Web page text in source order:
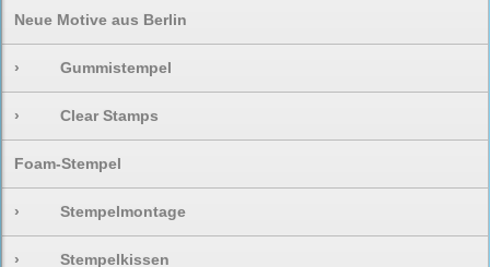
Neue Motive aus Berlin
› Gummistempel
› Clear Stamps
Foam-Stempel
› Stempelmontage
› Stempelkissen